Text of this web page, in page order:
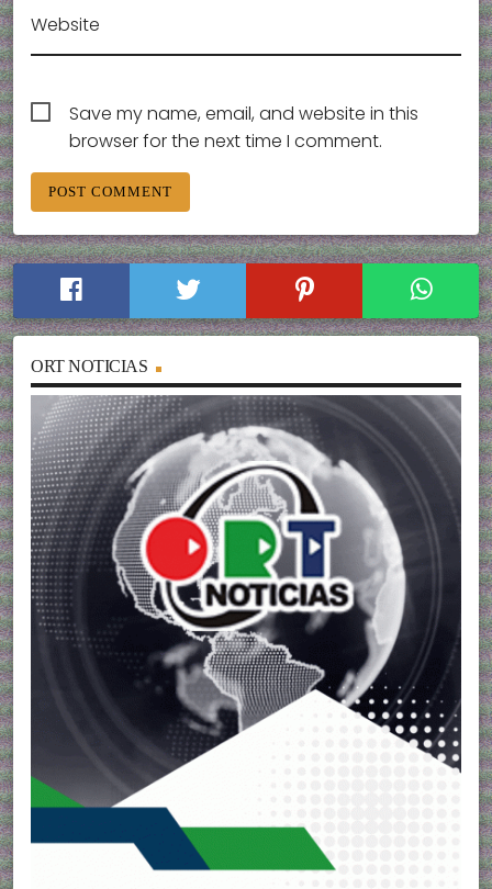
Website
Save my name, email, and website in this
browser for the next time I comment.
ORT NOTICIAS